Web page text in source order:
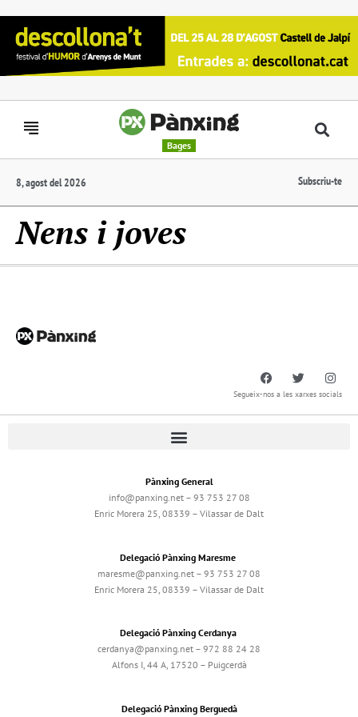
Bages
8, agost del 2026 Subscriu-te
Nens i joves
Segueix-nos a les xarxes socials
Pànxing General
info@panxing.net – 93 753 27 08
Enric Morera 25, 08339 – Vilassar de Dalt
Delegació Pànxing Maresme
maresme@panxing.net – 93 753 27 08
Enric Morera 25, 08339 – Vilassar de Dalt
Delegació Pànxing Cerdanya
cerdanya@panxing.net – 972 88 24 28
Alfons I, 44 A, 17520 – Puigcerdà
Delegació Pànxing Berguedà